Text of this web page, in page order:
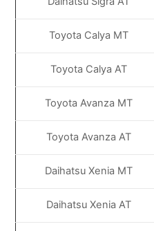
Toyota Calya MT
Toyota Calya AT
Toyota Avanza MT
Toyota Avanza AT
Daihatsu Xenia MT
Daihatsu Xenia AT